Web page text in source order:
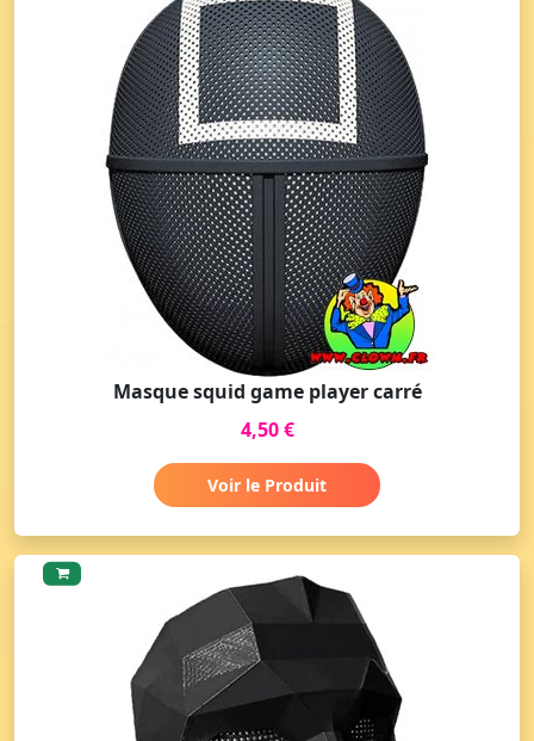
Masque squid game player carré
4,50 €
Voir le Produit